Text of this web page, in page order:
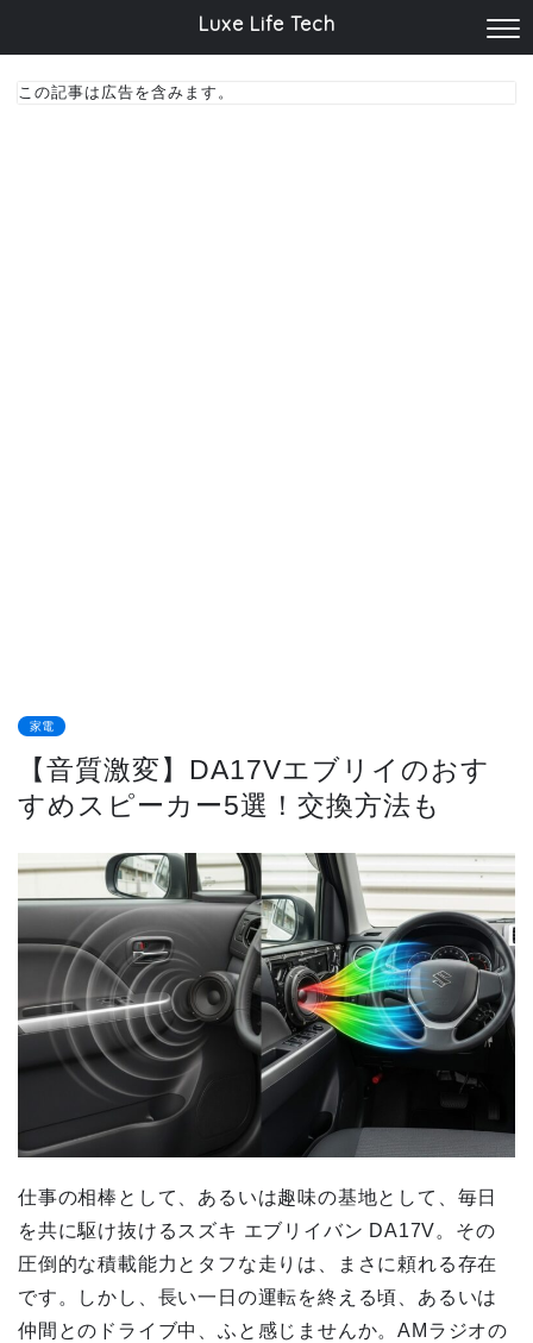
Luxe Life Tech
この記事は広告を含みます。
家電
【音質激変】DA17Vエブリイのおす
すめスピーカー5選！交換方法も
仕事の相棒として、あるいは趣味の基地として、毎日
を共に駆け抜けるスズキ エブリイバン DA17V。その
圧倒的な積載能力とタフな走りは、まさに頼れる存在
です。しかし、長い一日の運転を終える頃、あるいは
仲間とのドライブ中、ふと感じませんか。AMラジオの